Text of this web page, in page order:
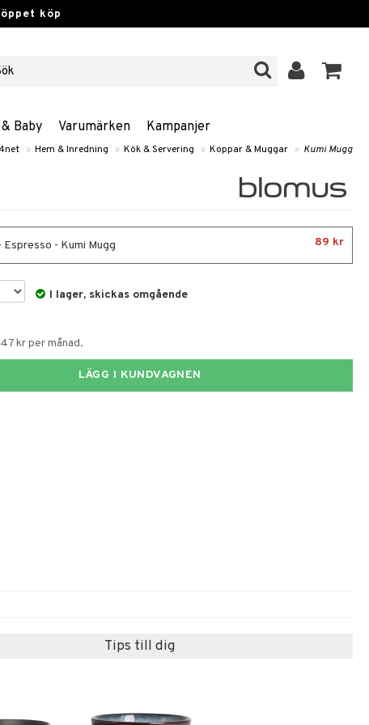
köp
Baby Varumärken Kampanjer
» Hem & Inredning » Kök & Servering » Koppar & Muggar » Kumi Mugg
Espresso - Kumi Mugg 89 kr
I lager, skickas omgående
kr per månad.
LÄGG I KUNDVAGNEN
Tips till dig